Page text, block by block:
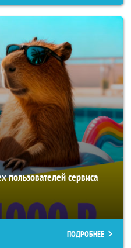
пользователей сервиса
ПОДРОБНЕЕ